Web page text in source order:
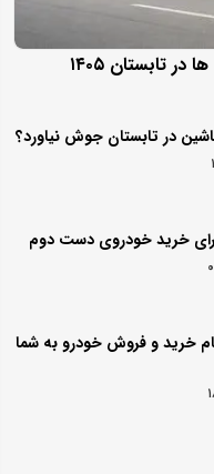
تابستان ۱۴۰۵
در تابستان جوش نیاورد؟
خرید و فروش خودرو به شما